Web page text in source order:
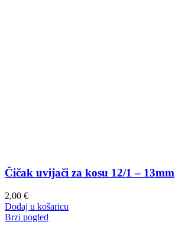
Čičak uvijači za kosu 12/1 – 13mm
2,00 €
Dodaj u košaricu
Brzi pogled